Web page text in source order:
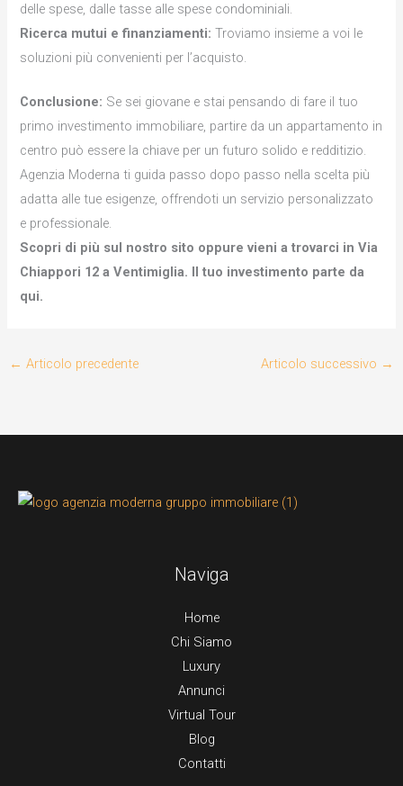
delle spese, dalle tasse alle spese condominiali.
Ricerca mutui e finanziamenti: Troviamo insieme a voi le
soluzioni più convenienti per l’acquisto.
Conclusione: Se sei giovane e stai pensando di fare il tuo
primo investimento immobiliare, partire da un appartamento in
centro può essere la chiave per un futuro solido e redditizio.
Agenzia Moderna ti guida passo dopo passo nella scelta più
adatta alle tue esigenze, offrendoti un servizio personalizzato
e professionale.
Scopri di più sul nostro sito oppure vieni a trovarci inVia
Chiappori 12 a Ventimiglia. Il tuo investimento parte da
qui.
← Articolo precedente Articolo successivo →
Naviga
Home
Chi Siamo
Luxury
Annunci
Virtual Tour
Blog
Contatti